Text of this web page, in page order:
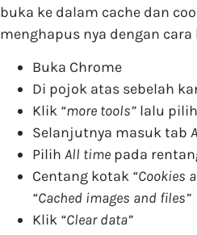
buka ke dalam cache dan
menghapus nya dengan
Buka Chrome
Di pojok atas sebelah
Klik “more tools” lalu pilih
Selanjutnya masuk tab
Pilih All time pada
Centang kotak “Cookies
“Cached images and files”
Klik “Clear data”